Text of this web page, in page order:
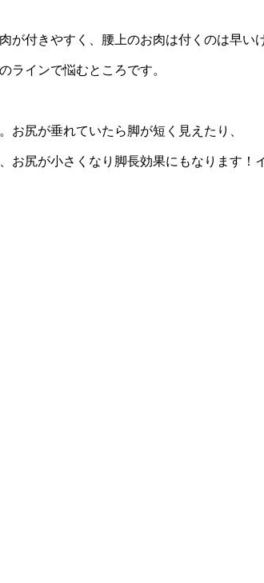
が付きやすく、腰上のお肉は付くのは早い
ラインで悩むところです。
お尻が垂れていたら脚が短く見えたり、
お尻が小さくなり脚長効果にもなります！